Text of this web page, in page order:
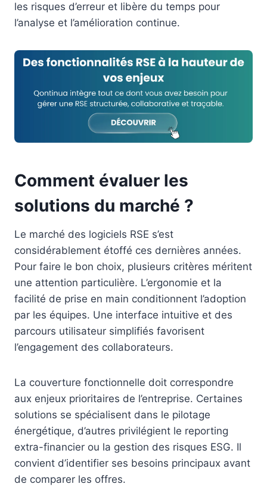
les risques d’erreur et libère du temps pour
l’analyse et l’amélioration continue.
Comment évaluer les
solutions du marché ?
Le marché des logiciels RSE s’est
considérablement étoffé ces dernières années.
Pour faire le bon choix, plusieurs critères méritent
une attention particulière. L’ergonomie et la
facilité de prise en main conditionnent l’adoption
par les équipes. Une interface intuitive et des
parcours utilisateur simplifiés favorisent
l’engagement des collaborateurs.
La couverture fonctionnelle doit correspondre
aux enjeux prioritaires de l’entreprise. Certaines
solutions se spécialisent dans le pilotage
énergétique, d’autres privilégient le reporting
extra-financier ou la gestion des risques ESG. Il
convient d’identifier ses besoins principaux avant
de comparer les offres.